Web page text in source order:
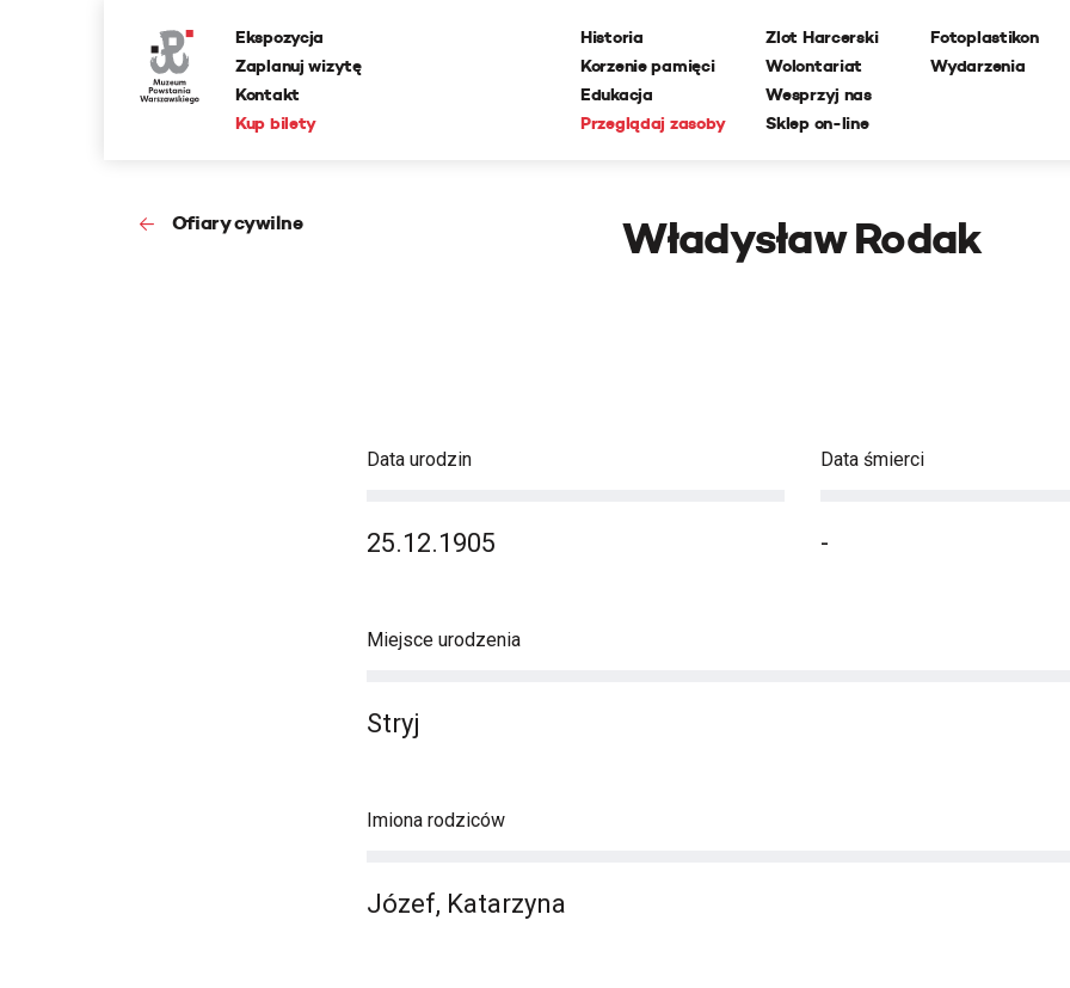
Ekspozycja
Zaplanuj wizytę
Kontakt
Kup bilety
Historia
Korzenie pamięci
Edukacja
Przeglądaj zasoby
Zlot Harcerski
Wolontariat
Wesprzyj nas
Sklep on-line
Fotoplastikon
Wydarzenia
Ofiary cywilne Władysław Rodak
Data urodzin
25.12.1905
Data śmierci
-
Miejsce urodzenia
Stryj
Imiona rodziców
Józef, Katarzyna